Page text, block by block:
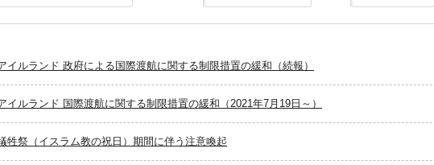
イルランド 政府による国際渡航に関する制限措置の緩和（続報）
イルランド 国際渡航に関する制限措置の緩和（2021年7月19日～）
牲祭（イスラム教の祝日）期間に伴う注意喚起